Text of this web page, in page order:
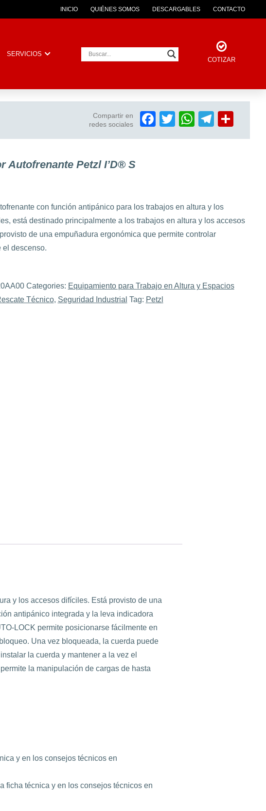
INICIO QUIÉNES SOMOS DESCARGABLES CONTACTO
SERVICIOS
COTIZAR
Compartir en
redes sociales
Facebook
TwitterWhatsApp
Autofrenante Petzl I’D® S
con función antipánico para los trabajos en altura y los
está destinado principalmente a los trabajos en altura y los accesos
de una empuñadura ergonómica que permite controlar
el descenso.
Categories: Equipamiento para Trabajo en Altura y Espacios
Técnico, Seguridad Industrial Tag: Petzl
y los accesos difíciles. Está provisto de una
antipánico integrada y la leva indicadora
LOCK permite posicionarse fácilmente en
Una vez bloqueada, la cuerda puede
la cuerda y mantener a la vez el
la manipulación de cargas de hasta
y en los consejos técnicos en
ficha técnica y en los consejos técnicos en